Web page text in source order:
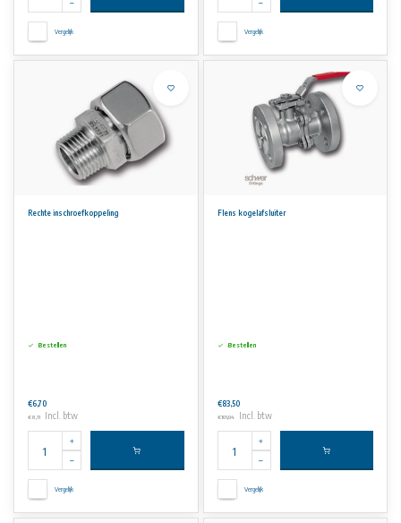
Vergelijk Vergelijk
Rechte inschroefkoppeling
Bestellen
€6,70
€8,11 Incl. btw
Vergelijk
Flens kogelafsluiter
Bestellen
€83,50
€101,04 Incl. btw
Vergelijk